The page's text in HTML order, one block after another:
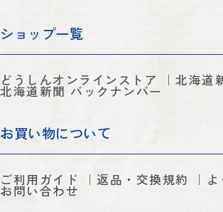
ショップ一覧
どうしんオンラインストア 北海道
北海道新聞 バックナンバー
お買い物について
ご利用ガイド 返品・交換規約
お問い合わせ